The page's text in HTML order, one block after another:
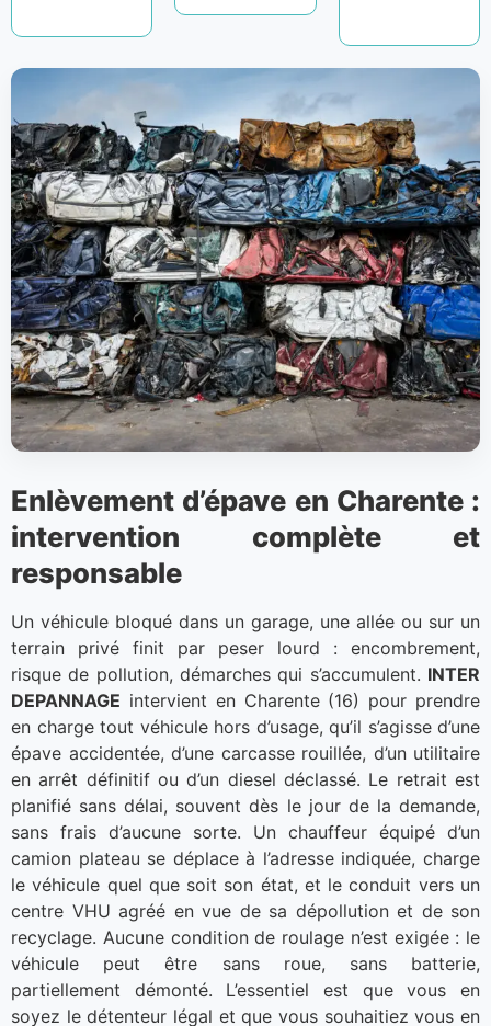
Enlèvement d’épave en Charente :
intervention complète et
responsable
Un véhicule bloqué dans un garage, une allée ou sur un
terrain privé finit par peser lourd : encombrement,
risque de pollution, démarches qui s’accumulent. INTER
DEPANNAGE intervient en Charente (16) pour prendre
en charge tout véhicule hors d’usage, qu’il s’agisse d’une
épave accidentée, d’une carcasse rouillée, d’un utilitaire
en arrêt définitif ou d’un diesel déclassé. Le retrait est
planifié sans délai, souvent dès le jour de la demande,
sans frais d’aucune sorte. Un chauffeur équipé d’un
camion plateau se déplace à l’adresse indiquée, charge
le véhicule quel que soit son état, et le conduit vers un
centre VHU agréé en vue de sa dépollution et de son
recyclage. Aucune condition de roulage n’est exigée : le
véhicule peut être sans roue, sans batterie,
partiellement démonté. L’essentiel est que vous en
soyez le détenteur légal et que vous souhaitiez vous en